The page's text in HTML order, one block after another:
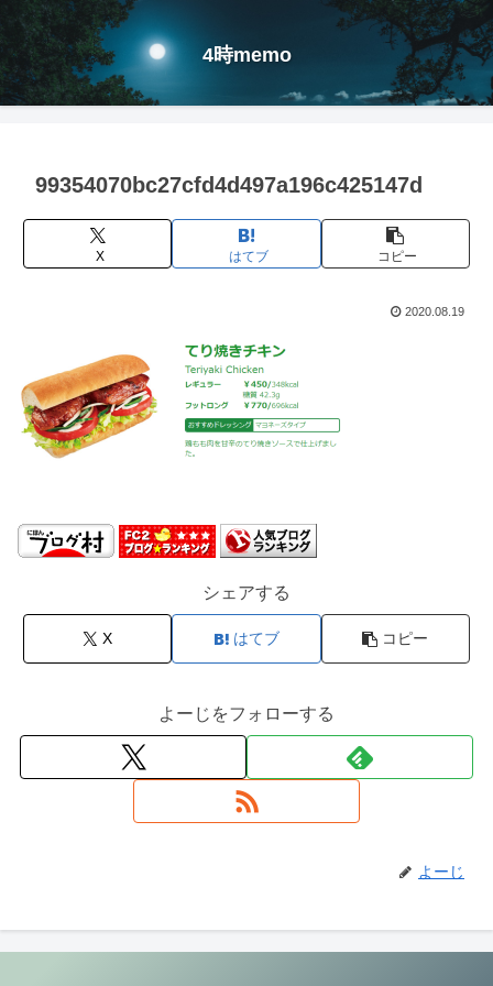
4時memo
99354070bc27cfd4d497a196c425147d
X はてブ コピー
2020.08.19
シェアする
X はてブ コピー
よーじをフォローする
よーじ